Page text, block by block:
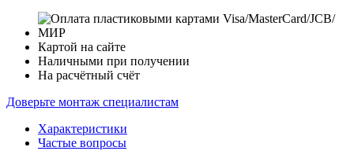
Картой на сайте
Наличными при получении
На расчётный счёт
Доверьте монтаж специалистам
Характеристики
Частые вопросы